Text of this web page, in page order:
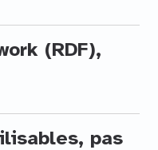
(RDF),
pas